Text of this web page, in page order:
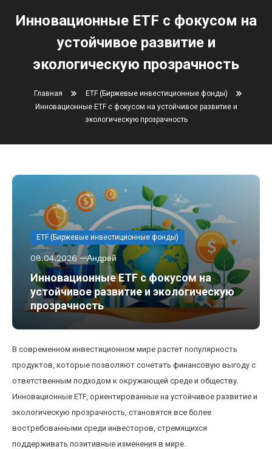
Инновационные ETF с фокусом на
устойчивое развитие и
экологическую прозрачность
Главная
ETF (Биржевые инвестиционные фонды)
Инновационные ETF с фокусом на устойчивое развитие и
экологическую прозрачность
ETF (Биржевые инвестиционные фонды)
08.04.2026 Андрей
Инновационные ETF с фокусом на
устойчивое развитие и экологическую
прозрачность
В современном инвестиционном мире растет популярность
продуктов, которые позволяют сочетать финансовую выгоду с
ответственным подходом к окружающей среде и обществу.
Инновационные ETF, ориентированные на устойчивое развитие и
экологическую прозрачность, становятся все более
востребованными среди инвесторов, стремящихся
поддерживать позитивные изменения в мире.